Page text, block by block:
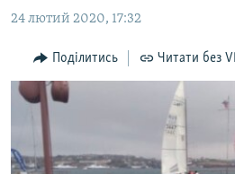
основної
Перейти
до
пошуку
БЛОГИ
ПОГЛЯД
ІНТЕРВ'Ю
ВСЕ ЗА ДЕНЬ
СПЕЦПРОЕКТИ
24 лютий 2020, 17:32
Поділитись Читати без